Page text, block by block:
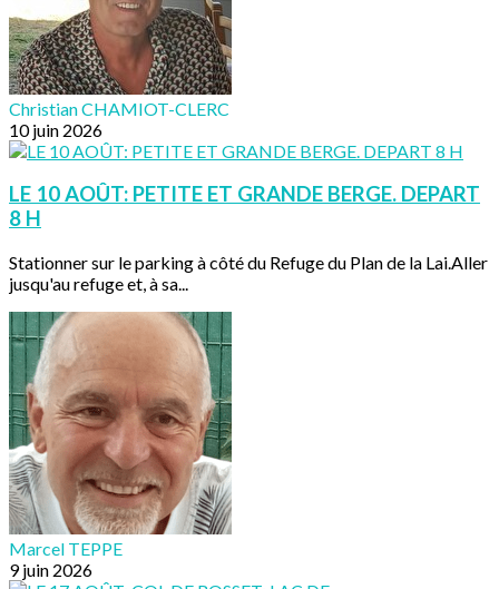
Christian CHAMIOT-CLERC
10 juin 2026
LE 10 AOÛT: PETITE ET GRANDE BERGE. DEPART
8 H
Stationner sur le parking à côté du Refuge du Plan de la Lai.Aller
jusqu'au refuge et, à sa...
Marcel TEPPE
9 juin 2026